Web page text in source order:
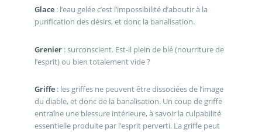
Glace: l’eau gelée c’est l’impossibilité d’aboutir à la
purification des désirs, et donc la banalisation.
Grenier: surconscient. Est-il plein de blé (nourriture de
l’esprit) ou bien totalement vide ?
Griffe: les griffes ne peuvent être dissociées de l’image
du diable, et donc de la banalisation. Un coup de griffe
entraîne une blessure intérieure, à savoir la culpabilité
essentielle produite par l’esprit perverti. La griffe peut